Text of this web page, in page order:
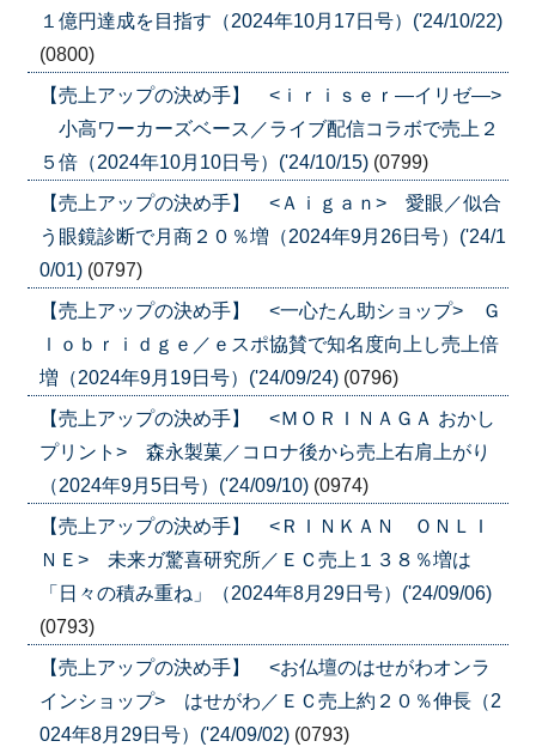
１億円達成を目指す（2024年10月17日号）('24/10/22)
(0800)
【売上アップの決め手】 <ｉｒｉｓｅｒ―イリゼ―>
小高ワーカーズベース／ライブ配信コラボで売上２
５倍（2024年10月10日号）('24/10/15) (0799)
【売上アップの決め手】 <Ａｉｇａｎ> 愛眼／似合
う眼鏡診断で月商２０％増（2024年9月26日号）('24/1
0/01) (0797)
【売上アップの決め手】 <一心たん助ショップ> Ｇ
ｌｏｂｒｉｄｇｅ／ｅスポ協賛で知名度向上し売上倍
増（2024年9月19日号）('24/09/24) (0796)
【売上アップの決め手】 <ＭＯＲＩＮＡＧＡ おかし
プリント> 森永製菓／コロナ後から売上右肩上がり
（2024年9月5日号）('24/09/10) (0974)
【売上アップの決め手】 <ＲＩＮＫＡＮ ＯＮＬＩ
ＮＥ> 未来ガ驚喜研究所／ＥＣ売上１３８％増は
「日々の積み重ね」（2024年8月29日号）('24/09/06)
(0793)
【売上アップの決め手】 <お仏壇のはせがわオンラ
インショップ> はせがわ／ＥＣ売上約２０％伸長（2
024年8月29日号）('24/09/02) (0793)